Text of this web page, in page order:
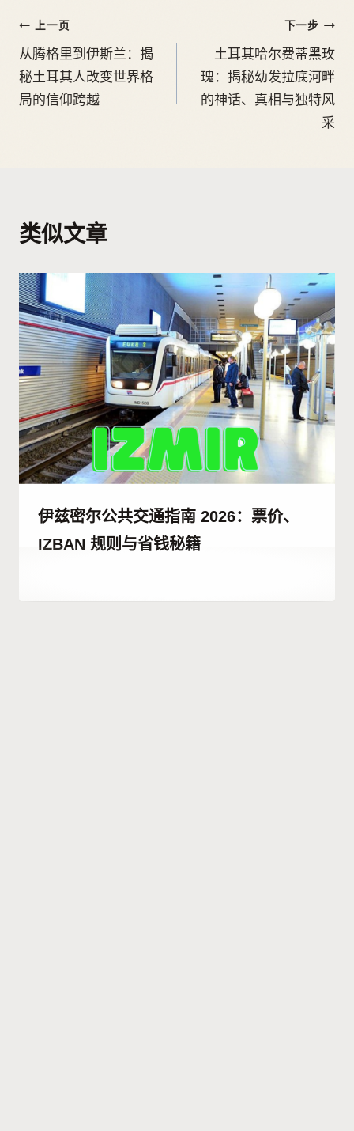
上一页
从腾格里到伊斯兰：揭
秘土耳其人改变世界格
局的信仰跨越
下一步
土耳其哈尔费蒂黑玫
瑰：揭秘幼发拉底河畔
的神话、真相与独特风
采
类似文章
伊兹密尔公共交通指南 2026：票价、
IZBAN 规则与省钱秘籍